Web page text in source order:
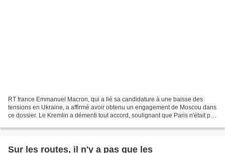
RT france Emmanuel Macron, qui a lié sa candidature à une baisse des
tensions en Ukraine, a affirmé avoir obtenu un engagement de Moscou dans
ce dossier. Le Kremlin a démenti tout accord, soulignant que Paris n'était pas
Sur les routes, il n'y a pas que les